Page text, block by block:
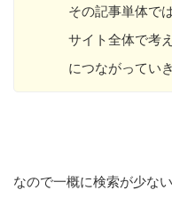
その記事単体で
サイト全体で考
につながっていき
なので一概に検索が少な